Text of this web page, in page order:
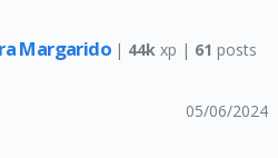
Margarido | 44k xp | 61 posts
05/06/2024